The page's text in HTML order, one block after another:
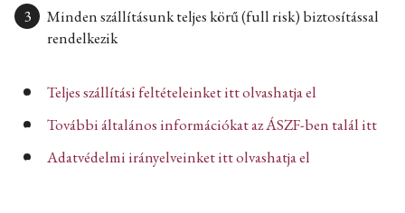
Minden szállításunk teljes körű (full risk) biztosítással
rendelkezik
Teljes szállítási feltételeinket itt olvashatja el
További általános információkat az ÁSZF-ben talál itt
Adatvédelmi irányelveinket itt olvashatja el